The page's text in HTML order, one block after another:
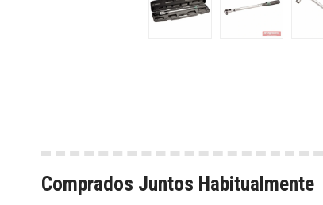
Comprados Juntos Habitualmente